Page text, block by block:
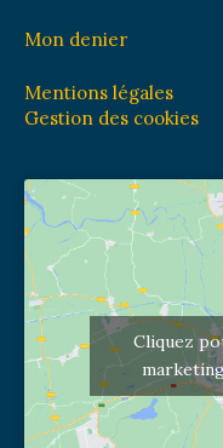
Mon denier
Mentions légales
Gestion des cookies
Cliquez